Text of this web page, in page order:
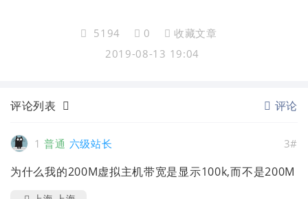
5194 0
收藏文章
2019-08-13 19:04
评论列表 评论
1 普通 六级站长 3#
为什么我的200M虚拟主机带宽是显示100k,而不是200M